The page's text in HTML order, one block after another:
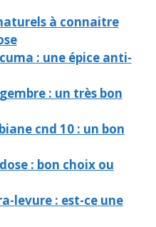
à connaitre
: une épice anti-
: un très bon
cnd 10 : un bon
: bon choix ou
levure : est-ce une